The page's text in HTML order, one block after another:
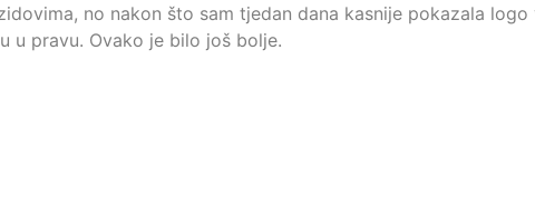
no nakon što sam tjedan dana kasnije pokazala logo
u pravu. Ovako je bilo još bolje.